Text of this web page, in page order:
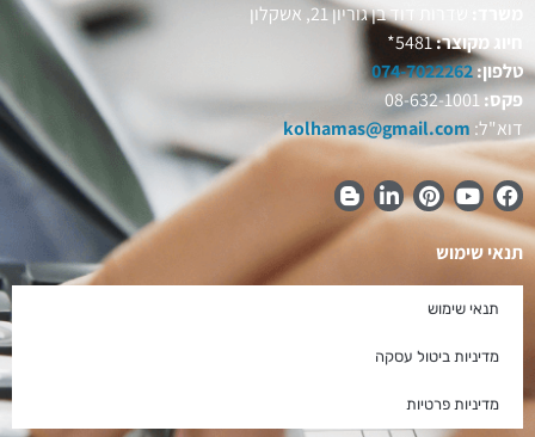
משרד:
שדרות דוד בן גוריון 21, אשקלון
חיוג מקוצר:5481*
טלפון:074-7022262
פקס:08-632-1001
דוא"ל:kolhamas@gmail.com
תנאי שימוש
תנאי שימוש
מדיניות ביטול עסקה
מדיניות פרטיות